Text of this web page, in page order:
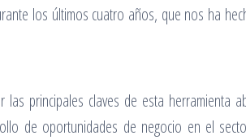
los últimos cuatro años, que nos ha
principales claves de esta herramienta
de oportunidades de negocio en el